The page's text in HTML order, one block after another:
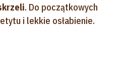
. Do początkowych
i lekkie osłabienie.